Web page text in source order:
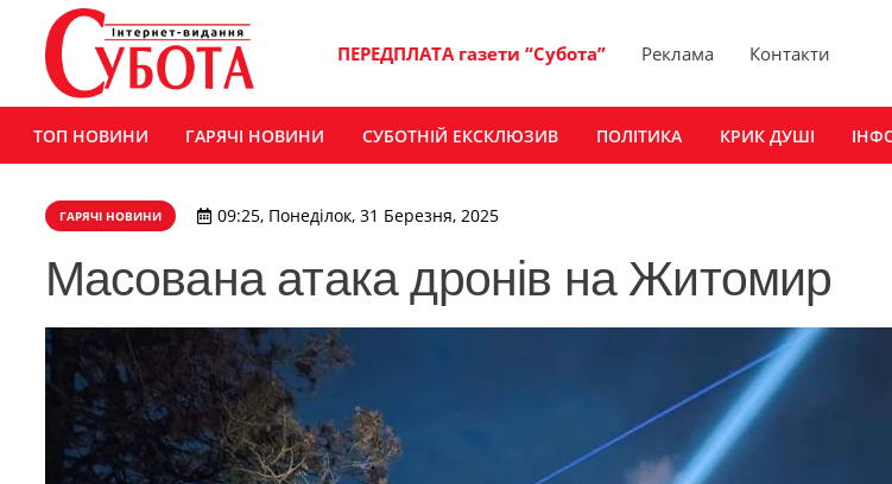
ПЕРЕДПЛАТА газети “Субота” Реклама Контакти
ТОП НОВИНИ ГАРЯЧІ НОВИНИ СУБОТНІЙ ЕКСКЛЮЗИВ ПОЛІТИКА КРИК ДУШІ
ГАРЯЧІ НОВИНИ 09:25, Понеділок, 31 Березня, 2025
Масована атака дронів на Житомир